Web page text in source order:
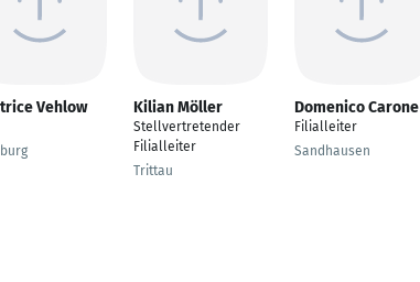
Vehlow Kilian Möller
Stellvertretender
Filialleiter
Trittau
Domenico Carone
Filialleiter
Sandhausen